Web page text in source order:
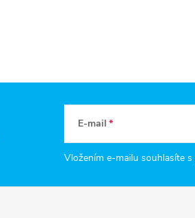
E-mail
Vložením e-mailu souhlasíte s